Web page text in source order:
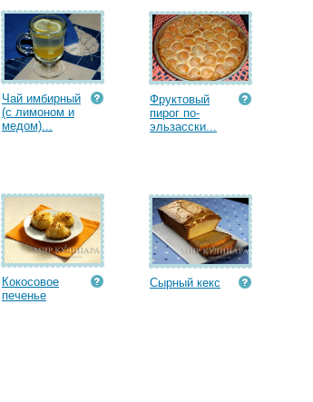
Чай имбирный
(с лимоном и
медом)...
Фруктовый
пирог по-
эльзасски...
Кокосовое
печенье
Сырный кекс